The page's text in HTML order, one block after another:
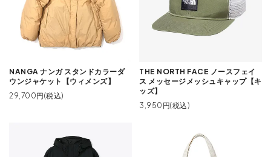
NANGA ナンガ スタンドカラーダ
ウンジャケット【ウィメンズ】
29,700円(税込)
THE NORTH FACE ノースフェイ
ス メッセージメッシュキャップ【キ
ッズ】
3,950円(税込)